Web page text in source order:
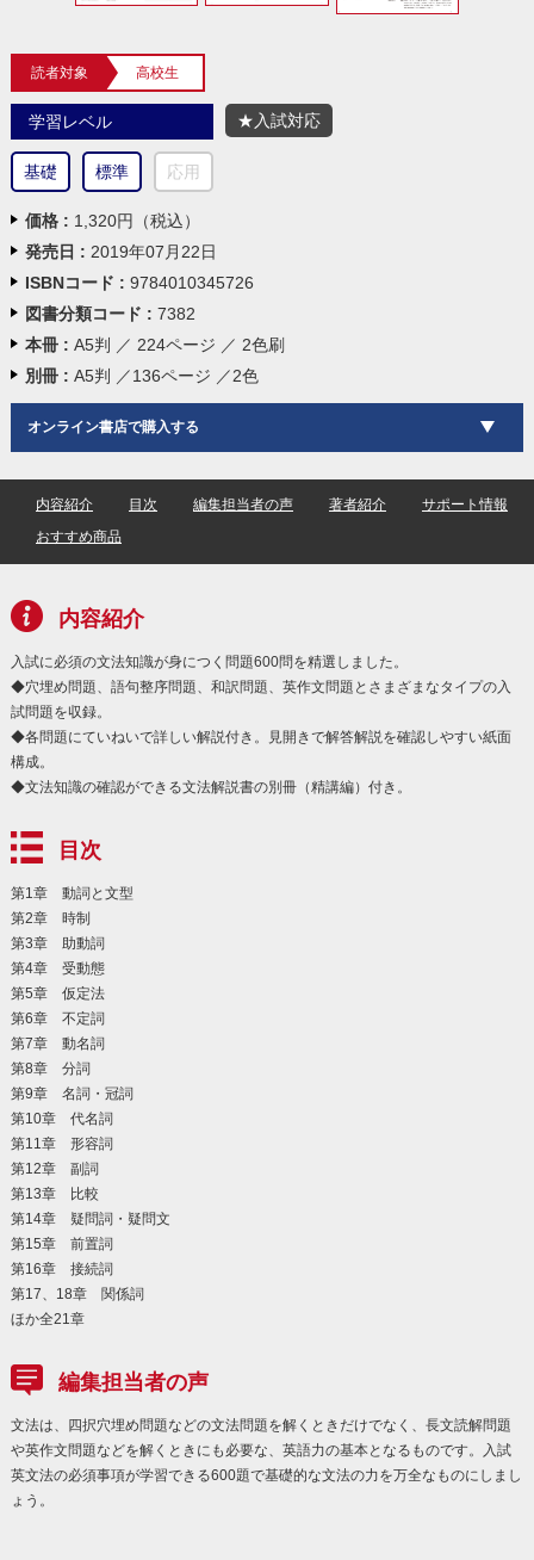
読者対象 高校生
学習レベル
基礎 標準 応用
★入試対応
価格 : 1,320円（税込）
発売日 : 2019年07月22日
ISBNコード : 9784010345726
図書分類コード : 7382
本冊 : A5判 ／ 224ページ ／ 2色刷
別冊 : A5判 ／136ページ ／2色
オンライン書店で購入する
内容紹介 目次 編集担当者の声 著者紹介
サポート情報
おすすめ商品
内容紹介
入試に必須の文法知識が身につく問題600問を精選しました。
◆穴埋め問題、語句整序問題、和訳問題、英作文問題とさまざまなタイプの入
試問題を収録。
◆各問題にていねいで詳しい解説付き。見開きで解答解説を確認しやすい紙面
構成。
◆文法知識の確認ができる文法解説書の別冊（精講編）付き。
目次
第1章 動詞と文型
第2章 時制
第3章 助動詞
第4章 受動態
第5章 仮定法
第6章 不定詞
第7章 動名詞
第8章 分詞
第9章 名詞・冠詞
第10章 代名詞
第11章 形容詞
第12章 副詞
第13章 比較
第14章 疑問詞・疑問文
第15章 前置詞
第16章 接続詞
第17、18章 関係詞
ほか全21章
編集担当者の声
文法は、四択穴埋め問題などの文法問題を解くときだけでなく、長文読解問題
や英作文問題などを解くときにも必要な、英語力の基本となるものです。入試
英文法の必須事項が学習できる600題で基礎的な文法の力を万全なものにしまし
ょう。